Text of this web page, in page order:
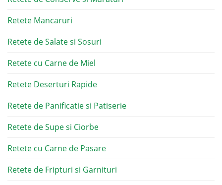
Retete Mancaruri
Retete de Salate si Sosuri
Retete cu Carne de Miel
Retete Deserturi Rapide
Retete de Panificatie si Patiserie
Retete de Supe si Ciorbe
Retete cu Carne de Pasare
Retete de Fripturi si Garnituri